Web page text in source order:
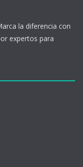
la diferencia con
expertos para